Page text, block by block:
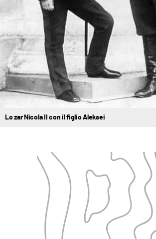
Lo zar Nicola II con il figlio Aleksei